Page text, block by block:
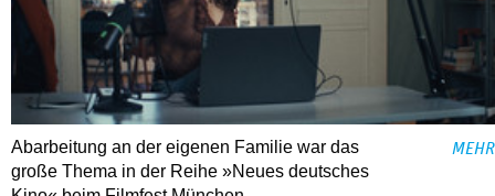
Abarbeitung an der eigenen Familie war das
große Thema in der Reihe »Neues deutsches
MEHR